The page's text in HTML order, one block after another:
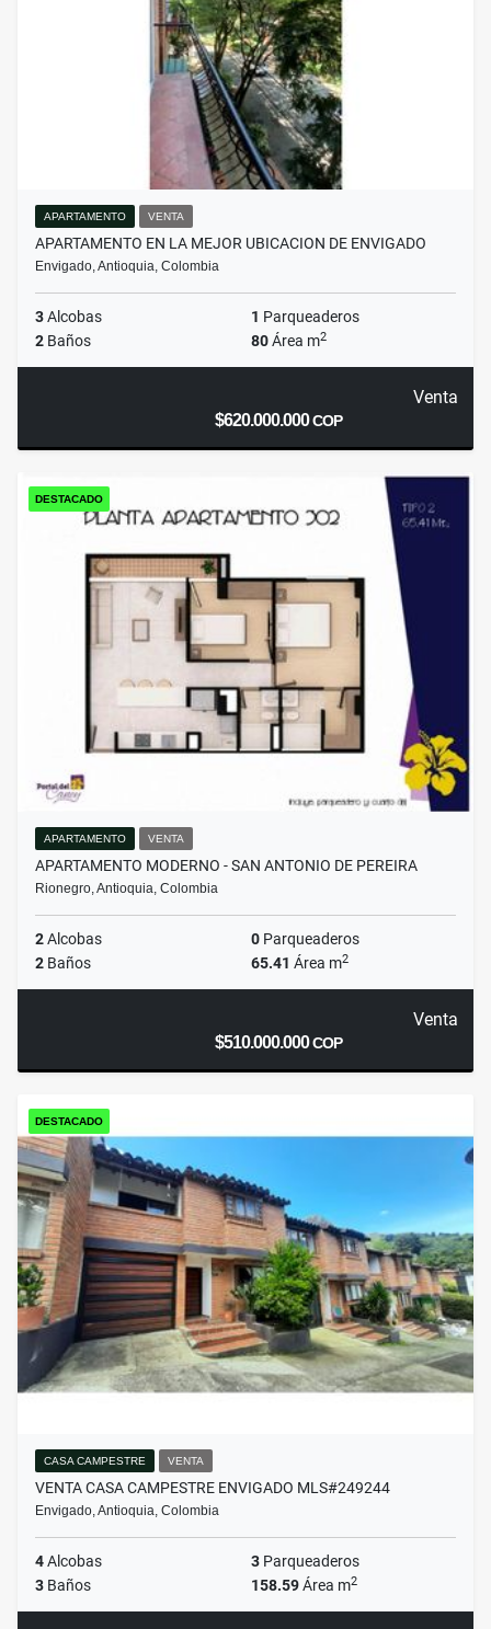
APARTAMENTO VENTA
APARTAMENTO EN LA MEJOR UBICACION DE ENVIGADO
Envigado, Antioquia, Colombia
3Alcobas 1 Parqueaderos
2 Baños 80Área m2
Venta
$620.000.000COP
DESTACADO
APARTAMENTO VENTA
APARTAMENTO MODERNO - SAN ANTONIO DE PEREIRA
Rionegro, Antioquia, Colombia
2Alcobas 0 Parqueaderos
2 Baños 65.41 Área m2
Venta
$510.000.000COP
DESTACADO
CASA CAMPESTRE VENTA
VENTA CASA CAMPESTRE ENVIGADO MLS#249244
Envigado, Antioquia, Colombia
4Alcobas 3 Parqueaderos
3 Baños 158.59Área m2